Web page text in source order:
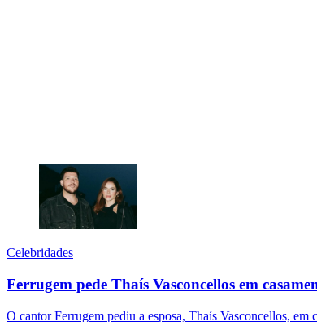
Celebridades
Ferrugem pede Thaís Vasconcellos em
O cantor Ferrugem pediu a esposa, Thaís Vasconcellos,